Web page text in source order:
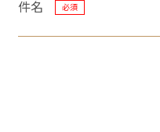
件名 必須